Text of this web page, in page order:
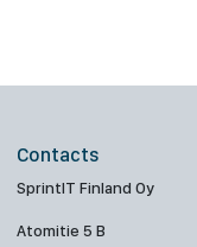
Contacts
SprintIT Finland Oy
Atomitie 5 B